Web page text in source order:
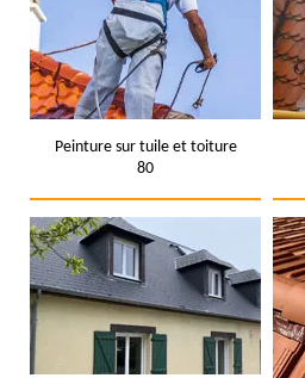
Peinture sur tuile et toiture
80